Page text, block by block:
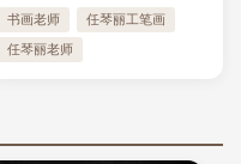
书画老师 任琴丽工笔画
任琴丽老师